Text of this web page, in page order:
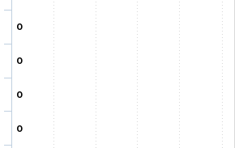
0
0
0
0